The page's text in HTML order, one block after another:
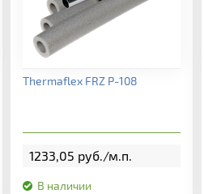
Подробная информация
Thermaflex FRZ P-108
1233,05 руб./м.п.
В наличии